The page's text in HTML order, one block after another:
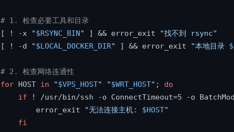
# 1. 检查必要工具和目录
[ ! -x
"$RSYNC_BIN" ] && error_exit
"找不到 rsync"
[ ! -d
"$LOCAL_DOCKER_DIR" ] && error_exit "本地目录
# 2. 检查网络连通性
for HOST in "$VPS_HOST" "$WRT_HOST" ; do
if ! /usr/bin/ssh -o ConnectTimeout=5 -o
        error_exit
"无法连接主机: $HOST"
fi